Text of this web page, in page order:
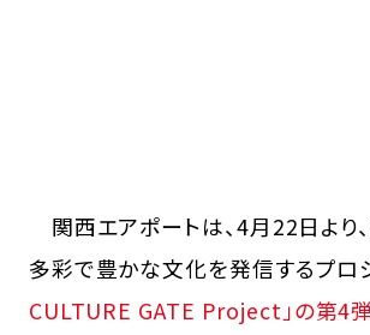
関西エアポートは、4月22日より
多彩で豊かな文化を発信するプロ
CULTURE GATE Project」の第4弾